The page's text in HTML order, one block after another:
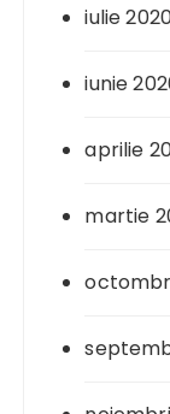
iulie
iunie
aprilie
martie